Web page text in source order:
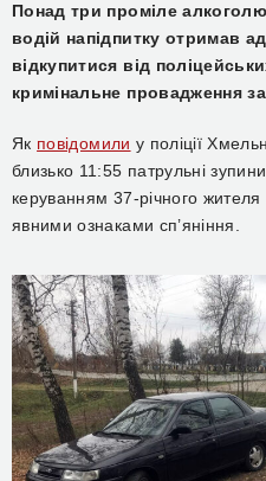
Понад три проміле
водій напідпитку отримав
відкупитися від
кримінальне провадження
Як повідомили у поліції
близько 11:55 патрульні
керуванням 37-річного жителя
явними ознаками сп’яніння.